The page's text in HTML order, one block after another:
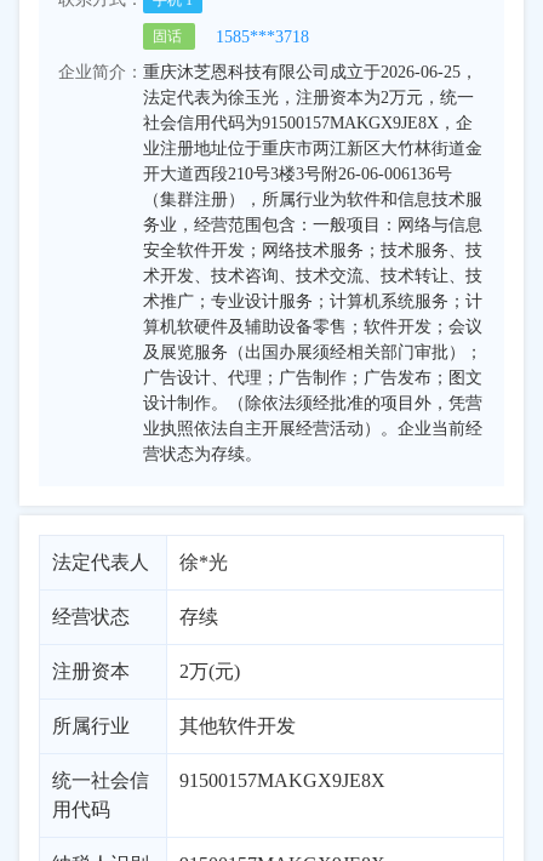
固话
1585***3718
企业简介： 重庆沐芝恩科技有限公司成立于2026-06-25，
法定代表为徐玉光，注册资本为2万元，统一
社会信用代码为91500157MAKGX9JE8X，企
业注册地址位于重庆市两江新区大竹林街道金
开大道西段210号3楼3号附26-06-006136号
（集群注册），所属行业为软件和信息技术服
务业，经营范围包含：一般项目：网络与信息
安全软件开发；网络技术服务；技术服务、技
术开发、技术咨询、技术交流、技术转让、技
术推广；专业设计服务；计算机系统服务；计
算机软硬件及辅助设备零售；软件开发；会议
及展览服务（出国办展须经相关部门审批）；
广告设计、代理；广告制作；广告发布；图文
设计制作。（除依法须经批准的项目外，凭营
业执照依法自主开展经营活动）。企业当前经
营状态为存续。
法定代表人 徐*光
经营状态 存续
注册资本 2万(元)
所属行业 其他软件开发
统一社会信
用代码
91500157MAKGX9JE8X